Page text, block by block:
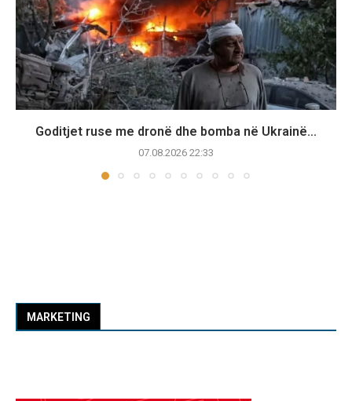
Goditjet ruse me dronë dhe bomba në Ukrainë...
07.08.2026 22:33
MARKETING